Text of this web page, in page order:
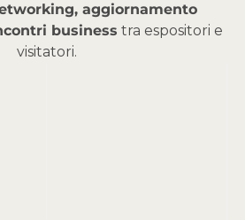
aggiornamento
business tra espositori e
visitatori.